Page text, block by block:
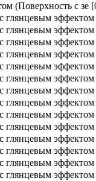
(Поверхность с зе
глянцевым эффектом
глянцевым эффектом
глянцевым эффектом
глянцевым эффектом
глянцевым эффектом
глянцевым эффектом
глянцевым эффектом
глянцевым эффектом
глянцевым эффектом
глянцевым эффектом
глянцевым эффектом
глянцевым эффектом
глянцевым эффектом
глянцевым эффектом